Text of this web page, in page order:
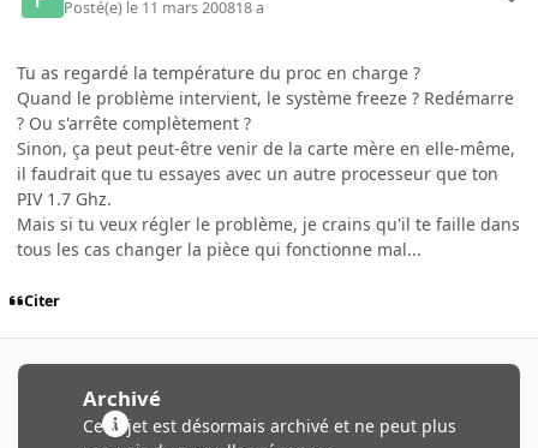
Posté(e) le 11 mars 200818 a
Tu as regardé la température du proc en charge ?
Quand le problème intervient, le système freeze ? Redémarre
? Ou s'arrête complètement ?
Sinon, ça peut peut-être venir de la carte mère en elle-même,
il faudrait que tu essayes avec un autre processeur que ton
PIV 1.7 Ghz.
Mais si tu veux régler le problème, je crains qu'il te faille dans
tous les cas changer la pièce qui fonctionne mal...
Citer
Archivé
Ce sujet est désormais archivé et ne peut plus